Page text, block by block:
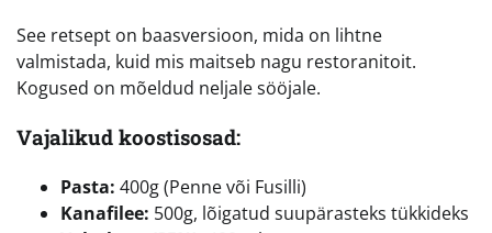
See retsept on baasversioon, mida on lihtne
valmistada, kuid mis maitseb nagu restoranitoit.
Kogused on mõeldud neljale sööjale.
Vajalikud koostisosad:
Pasta: 400g (Penne või Fusilli)
Kanafilee: 500g, lõigatud suupärasteks tükkideks